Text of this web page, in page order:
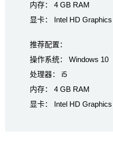
内存： 4 GB RAM
显卡： Intel HD
推荐配置：
操作系统： Windows 10
处理器： i5
内存： 4 GB RAM
显卡： Intel HD